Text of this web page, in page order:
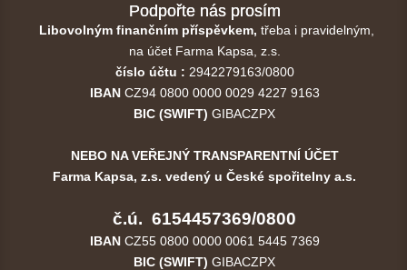
Podpořte nás prosím
Libovolným finančním příspěvkem, třeba i pravidelným,
na účet Farma Kapsa, z.s.
číslo účtu : 2942279163/0800
IBANCZ94 0800 0000 0029 4227 9163
BIC (SWIFT) GIBACZPX
NEBO NA VEŘEJNÝ TRANSPARENTNÍ ÚČET
Farma Kapsa, z.s. vedený u České spořitelny a.s.
č.ú. 6154457369/0800
IBANCZ55 0800 0000 0061 5445 7369
BIC (SWIFT) GIBACZPX